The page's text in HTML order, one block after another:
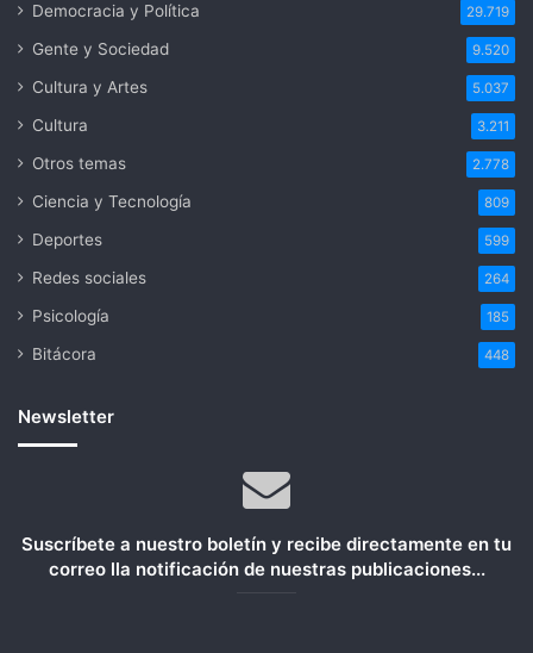
Democracia y Política 29.719
Gente y Sociedad 9.520
Cultura y Artes 5.037
Cultura 3.211
Otros temas 2.778
Ciencia y Tecnología 809
Deportes 599
Redes sociales 264
Psicología 185
Bitácora 448
Newsletter
Suscríbete a nuestro boletín y recibe directamente en tu
correo lla notificación de nuestras publicaciones...